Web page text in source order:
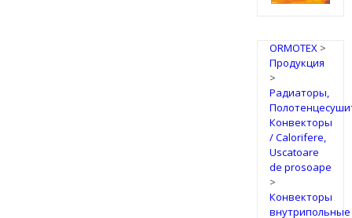
ORMOTEX>
Продукция
>
Радиаторы,
Конвекторы
/ Calorifere,
Uscatoare
de prosoape
>
Конвекторы
внутрипольные